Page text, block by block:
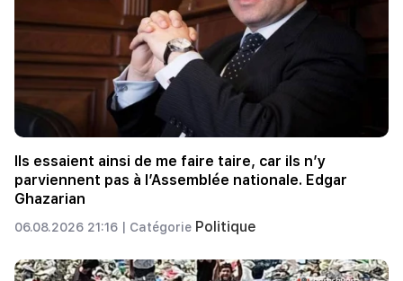
Ils essaient ainsi de me faire taire, car ils n’y
parviennent pas à l’Assemblée nationale. Edgar
Ghazarian
06.08.2026 21:16 | Catégorie Politique